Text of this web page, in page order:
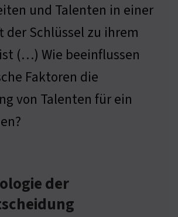
und Talenten in einer
der Schlüssel zu ihrem
(…) Wie beeinflussen
Faktoren die
von Talenten für ein
der